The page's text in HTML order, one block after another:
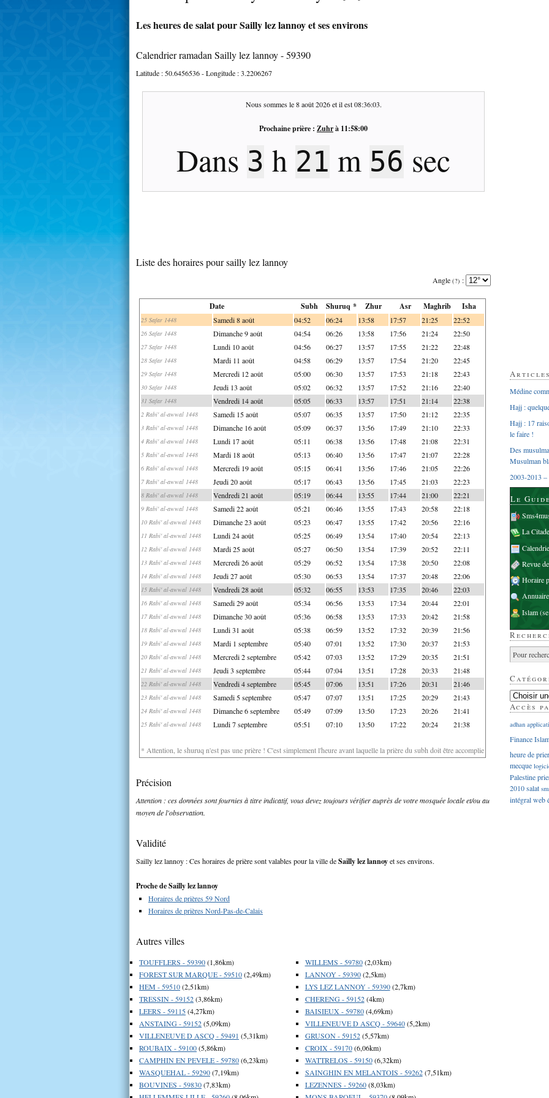
Les heures de salat pour Sailly lez lannoy et ses environs
Calendrier ramadan Sailly lez lannoy - 59390
Latitude : 50.6456536- Longitude :3.2206267
Nous sommes le8 août 2026et il est08:36:04.
Prochaine prière : Zuhrà 11:58:00
Dans 3 h 21 m 55 sec
Liste des horaires pour sailly lez lannoy
Angle (?) :
Date Subh Shuruq * Zhur Asr Maghrib Isha
25 Safar 1448 Samedi 8 août 04:52 06:24 13:58 17:57 21:25 22:52
26 Safar 1448 Dimanche 9 août 04:54 06:26 13:58 17:56 21:24 22:50
27 Safar 1448 Lundi 10 août 04:56 06:27 13:57 17:55 21:22 22:48
28 Safar 1448 Mardi 11 août 04:58 06:29 13:57 17:54 21:20 22:45
29 Safar 1448 Mercredi 12 août 05:00 06:30 13:57 17:53 21:18 22:43
30 Safar 1448 Jeudi 13 août 05:02 06:32 13:57 17:52 21:16 22:40
31 Safar 1448 Vendredi 14 août 05:05 06:33 13:57 17:51 21:14 22:38
2 Rabi' al-awwal 1448 Samedi 15 août 05:07 06:35 13:57 17:50 21:12 22:35
3 Rabi' al-awwal 1448 Dimanche 16 août 05:09 06:37 13:56 17:49 21:10 22:33
4 Rabi' al-awwal 1448 Lundi 17 août 05:11 06:38 13:56 17:48 21:08 22:31
5 Rabi' al-awwal 1448 Mardi 18 août 05:13 06:40 13:56 17:47 21:07 22:28
6 Rabi' al-awwal 1448 Mercredi 19 août 05:15 06:41 13:56 17:46 21:05 22:26
7 Rabi' al-awwal 1448 Jeudi 20 août 05:17 06:43 13:56 17:45 21:03 22:23
8 Rabi' al-awwal 1448 Vendredi 21 août 05:19 06:44 13:55 17:44 21:00 22:21
9 Rabi' al-awwal 1448 Samedi 22 août 05:21 06:46 13:55 17:43 20:58 22:18
10 Rabi' al-awwal 1448 Dimanche 23 août 05:23 06:47 13:55 17:42 20:56 22:16
11 Rabi' al-awwal 1448 Lundi 24 août 05:25 06:49 13:54 17:40 20:54 22:13
12 Rabi' al-awwal 1448 Mardi 25 août 05:27 06:50 13:54 17:39 20:52 22:11
13 Rabi' al-awwal 1448 Mercredi 26 août 05:29 06:52 13:54 17:38 20:50 22:08
14 Rabi' al-awwal 1448 Jeudi 27 août 05:30 06:53 13:54 17:37 20:48 22:06
15 Rabi' al-awwal 1448 Vendredi 28 août 05:32 06:55 13:53 17:35 20:46 22:03
16 Rabi' al-awwal 1448 Samedi 29 août 05:34 06:56 13:53 17:34 20:44 22:01
17 Rabi' al-awwal 1448 Dimanche 30 août 05:36 06:58 13:53 17:33 20:42 21:58
18 Rabi' al-awwal 1448 Lundi 31 août 05:38 06:59 13:52 17:32 20:39 21:56
19 Rabi' al-awwal 1448 Mardi 1 septembre 05:40 07:01 13:52 17:30 20:37 21:53
20 Rabi' al-awwal 1448 Mercredi 2 septembre 05:42 07:03 13:52 17:29 20:35 21:51
21 Rabi' al-awwal 1448 Jeudi 3 septembre 05:44 07:04 13:51 17:28 20:33 21:48
22 Rabi' al-awwal 1448 Vendredi 4 septembre 05:45 07:06 13:51 17:26 20:31 21:46
23 Rabi' al-awwal 1448 Samedi 5 septembre 05:47 07:07 13:51 17:25 20:29 21:43
24 Rabi' al-awwal 1448 Dimanche 6 septembre 05:49 07:09 13:50 17:23 20:26 21:41
25 Rabi' al-awwal 1448 Lundi 7 septembre 05:51 07:10 13:50 17:22 20:24 21:38
* Attention, le shuruq n'est pas une prière ! C'est simplement l'heure avant laquelle la prière du subh doit être accomplie
Précision
Attention : ces données sont fournies à titre indicatif, vous devez toujours vérifier auprès de votre mosquée locale et/ou au
moyen de l'observation.
Validité
Sailly lez lannoy : Ces horaires de prière sont valables pour la ville deSailly lez lannoyet ses environs.
Proche de Sailly lez lannoy
Horaires de prières 59 Nord
Horaires de prières Nord-Pas-de-Calais
Autres villes
TOUFFLERS - 59390(1,86km)
FOREST SUR MARQUE - 59510(2,49km)
HEM - 59510(2,51km)
TRESSIN - 59152(3,86km)
LEERS - 59115(4,27km)
ANSTAING - 59152(5,09km)
VILLENEUVE D ASCQ - 59491 (5,31km)
ROUBAIX - 59100(5,86km)
CAMPHIN EN PEVELE - 59780(6,23km)
WASQUEHAL - 59290(7,19km)
BOUVINES - 59830(7,83km)
WILLEMS - 59780(2,03km)
LANNOY - 59390(2,5km)
LYS LEZ LANNOY - 59390(2,7km)
CHERENG - 59152(4km)
BAISIEUX - 59780(4,69km)
VILLENEUVE D ASCQ - 59640(5,2km)
GRUSON - 59152(5,57km)
CROIX - 59170(6,06km)
WATTRELOS - 59150(6,32km)
SAINGHIN EN MELANTOIS - 59262(7,51km)
LEZENNES - 59260(8,03km)
Médine
Hajj :
Hajj : 17
le faire !
Des
Musulman
2003-2013 –
Le
La
Revue
Horaire
Islam
Accès
adhan
Finance
heure de
mecque
Palestine
2010salat
intégralweb